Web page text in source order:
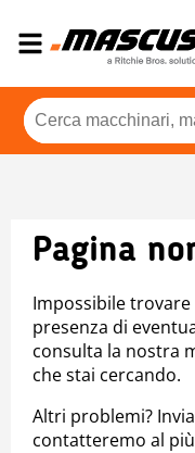
Pagina
Impossibile trovare
presenza di
consulta la nostra
che stai cercando.
Altri problemi?
contatteremo al